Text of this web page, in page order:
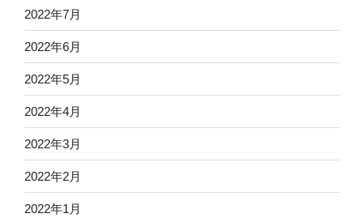
2022年7月
2022年6月
2022年5月
2022年4月
2022年3月
2022年2月
2022年1月